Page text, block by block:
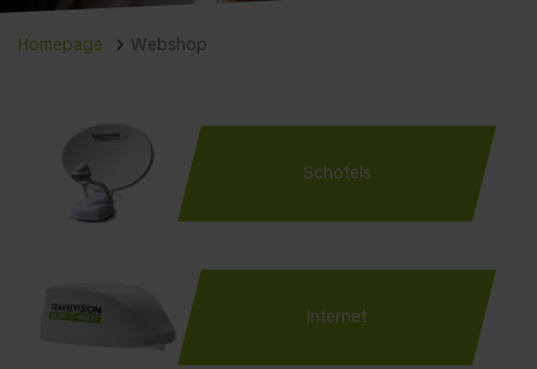
Homepage Webshop
Schotels
Internet